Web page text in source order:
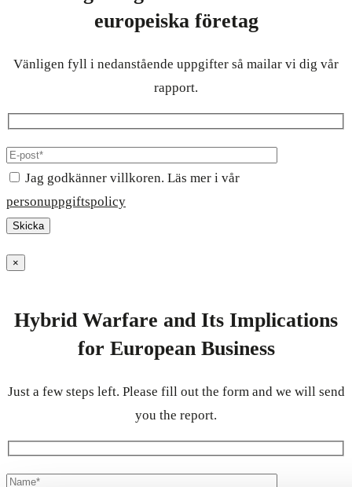
europeiska företag
Vänligen fyll i nedanstående uppgifter så mailar vi dig vår
rapport.
Jag godkänner villkoren. Läs mer i vår
personuppgiftspolicy
×
Hybrid Warfare and Its Implications
for European Business
Just a few steps left. Please fill out the form and we will send
you the report.